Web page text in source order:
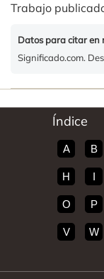
Trabajo
Datos para citar en
Significado.com.
Índice
A B
H I
O P
V W